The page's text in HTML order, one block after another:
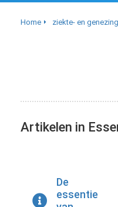
Home ziekte- en
Artikelen in
De
essentie